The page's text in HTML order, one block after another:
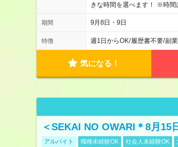
きな時間を選べます！ ※時間
期間 9月8日・9日
特徴 週1日からOK/履歴書不要/副
気になる！
＜SEKAI NO OWARI＊8月15
アルバイト 職種未経験OK 社会人未経験OK